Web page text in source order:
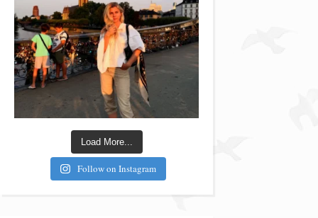
Load More...
Follow on Instagram